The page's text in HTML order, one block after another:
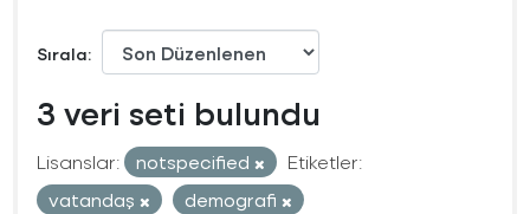
Sırala
3 veri seti bulundu
Lisanslar: notspecified
Etiketler:
vatandaş
demografi